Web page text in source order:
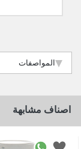
المواصفات
اصناف مشابهة